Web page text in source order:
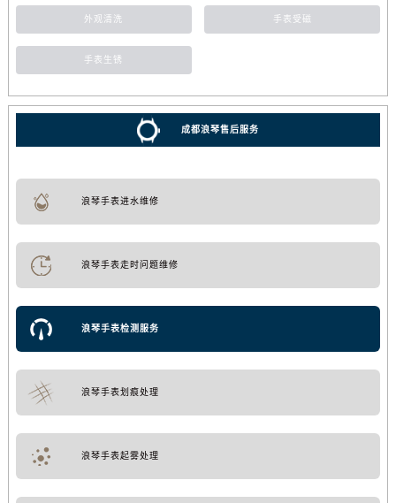
外观清洗 手表受磁
手表生锈
成都浪琴售后服务
浪琴手表进水维修
浪琴手表走时问题维修
浪琴手表检测服务
浪琴手表划痕处理
浪琴手表起雾处理